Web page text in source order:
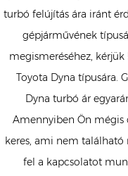
turbó felújítás ára iránt
gépjárművének
megismeréséhez,
Toyota Dyna típusára.
Dyna turbó ár
Amennyiben Ön mégis
keres, ami nem található
fel a kapcsolatot